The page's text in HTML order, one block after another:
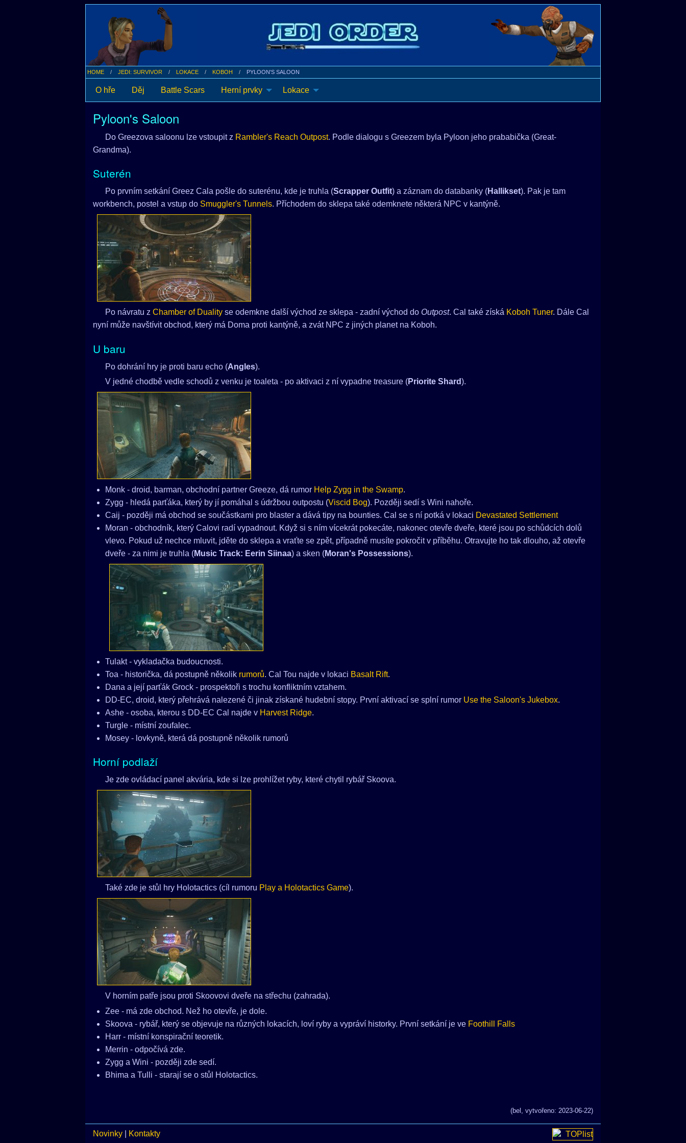
HOME JEDI: SURVIVOR LOKACE KOBOH PYLOON'S SALOON
O hře Děj Battle Scars Herní prvky Lokace
Pyloon's Saloon
Do Greezova saloonu lze vstoupit z Rambler's Reach Outpost. Podle dialogu s Greezem byla Pyloon jeho prababička (Great-
Grandma).
Suterén
Po prvním setkání Greez Cala pošle do suterénu, kde je truhla (Scrapper Outfit) a záznam do databanky (Hallikset). Pak je tam
workbench, postel a vstup do Smuggler's Tunnels. Příchodem do sklepa také odemknete některá NPC v kantýně.
Po návratu z Chamber of Duality se odemkne další východ ze sklepa - zadní východ do Outpost. Cal také získá Koboh Tuner. Dále Cal
nyní může navštívit obchod, který má Doma proti kantýně, a zvát NPC z jiných planet na Koboh.
U baru
Po dohrání hry je proti baru echo (Angles).
V jedné chodbě vedle schodů z venku je toaleta - po aktivaci z ní vypadne treasure (Priorite Shard).
Monk - droid, barman, obchodní partner Greeze, dá rumor Help Zygg in the Swamp.
Zygg - hledá parťáka, který by jí pomáhal s údržbou outpostu (Viscid Bog). Později sedí s Wini nahoře.
Caij - později má obchod se součástkami pro blaster a dává tipy na bounties. Cal se s ní potká v lokaci Devastated Settlement
Moran - obchodník, který Calovi radí vypadnout. Když si s ním vícekrát pokecáte, nakonec otevře dveře, které jsou po schůdcích dolů
vlevo. Pokud už nechce mluvit, jděte do sklepa a vraťte se zpět, případně musíte pokročit v příběhu. Otravujte ho tak dlouho, až otevře
dveře - za nimi je truhla (Music Track: Eerin Siinaa) a sken (Moran's Possessions).
Tulakt - vykladačka budoucnosti.
Toa - historička, dá postupně několik rumorů. Cal Tou najde v lokaci Basalt Rift.
Dana a její parťák Grock - prospektoři s trochu konfliktním vztahem.
DD-EC, droid, který přehrává nalezené či jinak získané hudební stopy. První aktivací se splní rumor Use the Saloon's Jukebox.
Ashe - osoba, kterou s DD-EC Cal najde v Harvest Ridge.
Turgle - místní zoufalec.
Mosey - lovkyně, která dá postupně několik rumorů
Horní podlaží
Je zde ovládací panel akvária, kde si lze prohlížet ryby, které chytil rybář Skoova.
Také zde je stůl hry Holotactics (cíl rumoru Play a Holotactics Game).
V horním patře jsou proti Skoovovi dveře na střechu (zahrada).
Zee - má zde obchod. Než ho otevře, je dole.
Skoova - rybář, který se objevuje na různých lokacích, loví ryby a vypráví historky. První setkání je ve Foothill Falls
Harr - místní konspirační teoretik.
Merrin - odpočívá zde.
Zygg a Wini - později zde sedí.
Bhima a Tulli - starají se o stůl Holotactics.
(bel, vytvořeno: 2023-06-22)
Novinky Kontakty